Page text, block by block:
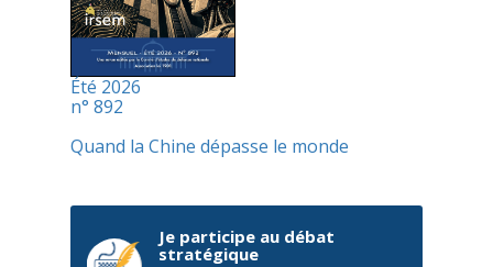
Été 2026
n° 892
Quand la Chine dépasse le monde
Je participe au débat
stratégique